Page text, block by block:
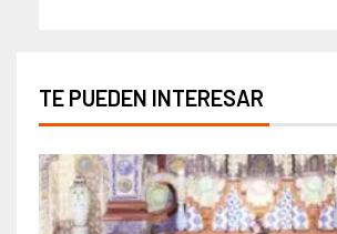
TE PUEDEN INTERESAR